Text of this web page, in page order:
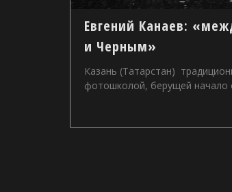
Евгений Канаев:
и Черным»
Казань (Татарстан)
фотошколой, берущей начало